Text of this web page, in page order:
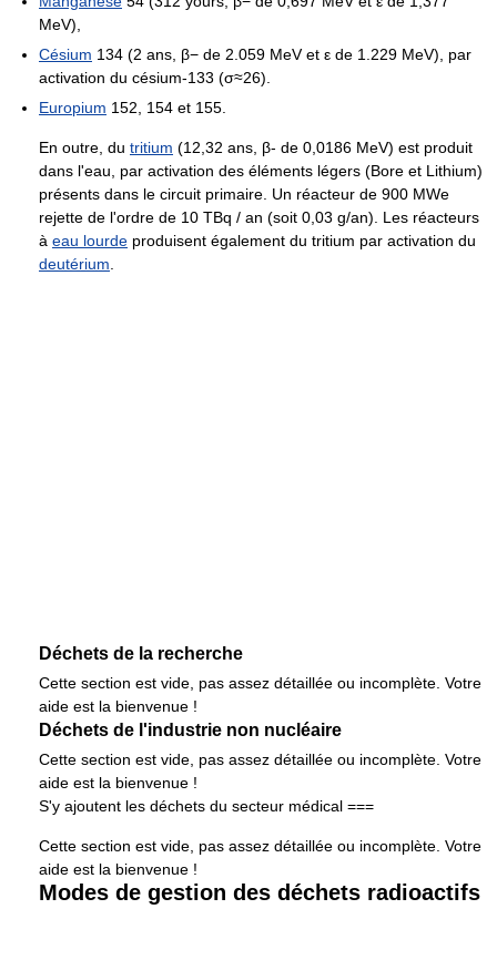
MeV),
Césium 134 (2 ans, β− de 2.059 MeV et ε de 1.229 MeV), par
activation du césium-133 (σ≈26).
Europium 152, 154 et 155.
En outre, du tritium (12,32 ans, β- de 0,0186 MeV) est produit
dans l'eau, par activation des éléments légers (Bore et Lithium)
présents dans le circuit primaire. Un réacteur de 900 MWe
rejette de l'ordre de 10 TBq / an (soit 0,03 g/an). Les réacteurs
à eau lourde produisent également du tritium par activation du
deutérium.
Déchets de la recherche
Cette section est vide, pas assez détaillée ou incomplète. Votre
aide est la bienvenue !
Déchets de l'industrie non nucléaire
Cette section est vide, pas assez détaillée ou incomplète. Votre
aide est la bienvenue !
S'y ajoutent les déchets du secteur médical ===
Cette section est vide, pas assez détaillée ou incomplète. Votre
aide est la bienvenue !
Modes de gestion des déchets radioactifs